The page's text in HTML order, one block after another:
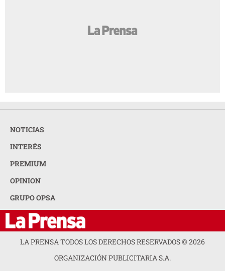
NOTICIAS
INTERÉS
PREMIUM
OPINION
GRUPO OPSA
LA PRENSA TODOS LOS DERECHOS RESERVADOS ©2026
ORGANIZACIÓN PUBLICITARIA S.A.